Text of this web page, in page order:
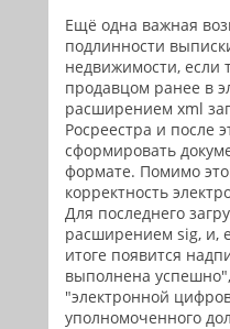
Ещё одна важная
подлинности
недвижимости, если
продавцом ранее в
расширением xml
Росреестра и после
сформировать
формате. Помимо
корректность
Для последнего
расширением sig, и,
итоге появится
выполнена
"электронной
уполномоченного